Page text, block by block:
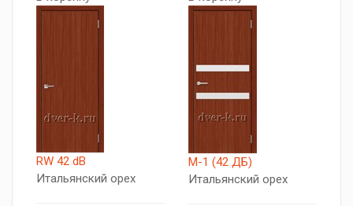
RW 42 dB
Итальянский орех
М-1 (42 ДБ)
Итальянский орех